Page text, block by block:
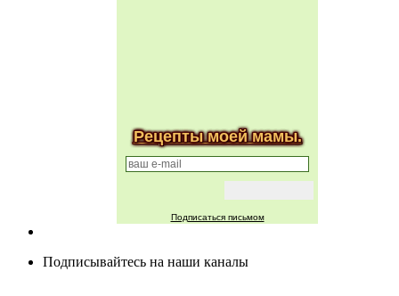
Рецепты моей мамы.
Подписаться письмом
Подписывайтесь на наши каналы